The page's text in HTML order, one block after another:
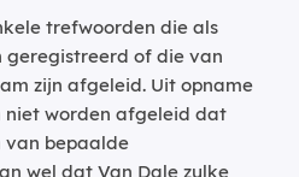
trefwoorden die als
geregistreerd of die van
zijn afgeleid. Uit opname
niet worden afgeleid dat
bepaalde
wel dat Van Dale zulke